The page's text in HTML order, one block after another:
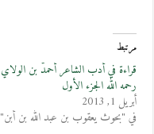
مرتبط
قراءة في أدب الشاعر أحمدُّ بن الولاي
رحمه الله الجزء الأول
أبريل 1, 2013
في "بحوث يعقوب بن عبد الله بن أبن"